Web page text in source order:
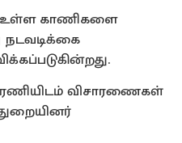
உள்ள காணிகளை
நடவடிக்கை
விசாரணைகள்